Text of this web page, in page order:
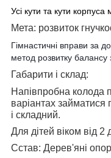
Усі кути та кути
Мета: розвиток
Гімнастичні вправи за
метод розвитку балансу
Габарити і склад:
Напівпробна колода
варіантах
і складний.
Для дітей віком від 2
Сстав: Дерев'яні